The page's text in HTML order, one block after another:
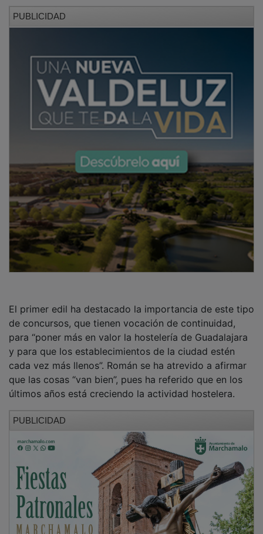
de concursos, que tienen vocación de continuidad,
para “poner más en valor la hostelería de Guadalajara
y para que los establecimientos de la ciudad estén
cada vez más llenos”. Román se ha atrevido a afirmar
que las cosas “van bien”, pues ha referido que en los
últimos años está creciendo la actividad hostelera.